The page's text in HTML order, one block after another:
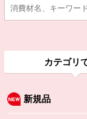
カテゴリ
新規品